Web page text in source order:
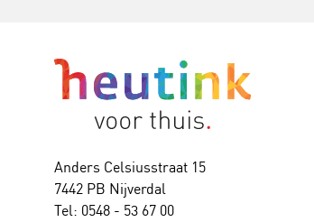
Anders Celsiusstraat 15
7442 PB Nijverdal
Tel: 0548 - 53 67 00